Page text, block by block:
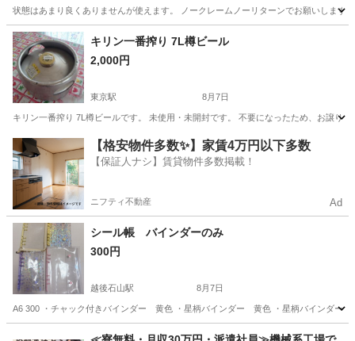
状態はあまり良くありませんが使えます。 ノークレームノーリターンでお願いします。
新潟 新発田市 加治駅 家庭用品
キリン一番搾り 7L樽ビール
2,000円
東京駅 8月7日
キリン一番搾り 7L樽ビールです。 未使用・未開封です。 不要になったため、お譲
新潟 新潟市 東京駅 食器
【格安物件多数✨】家賃4万円以下多数
【保証人ナシ】賃貸物件多数掲載！
ニフティ不動産 Ad
シール帳 バインダーのみ
300円
越後石山駅 8月7日
A6 300 ・チャック付きバインダー 黄色 ・星柄バインダー 黄色 ・星柄バインダー
越後石山駅 ラッピング用品